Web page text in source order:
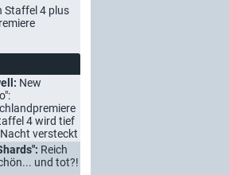
Staffel 4 plus
New
4 wird tief
versteckt
Reich
und tot?!